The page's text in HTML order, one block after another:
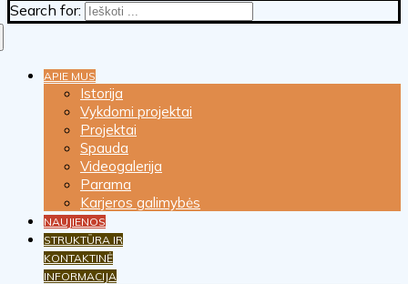
Search for:
APIE MUS
Istorija
Vykdomi projektai
Projektai
Spauda
Videogalerija
Parama
Karjeros galimybės
NAUJIENOS
STRUKTŪRA IR
KONTAKTINĖ
INFORMACIJA